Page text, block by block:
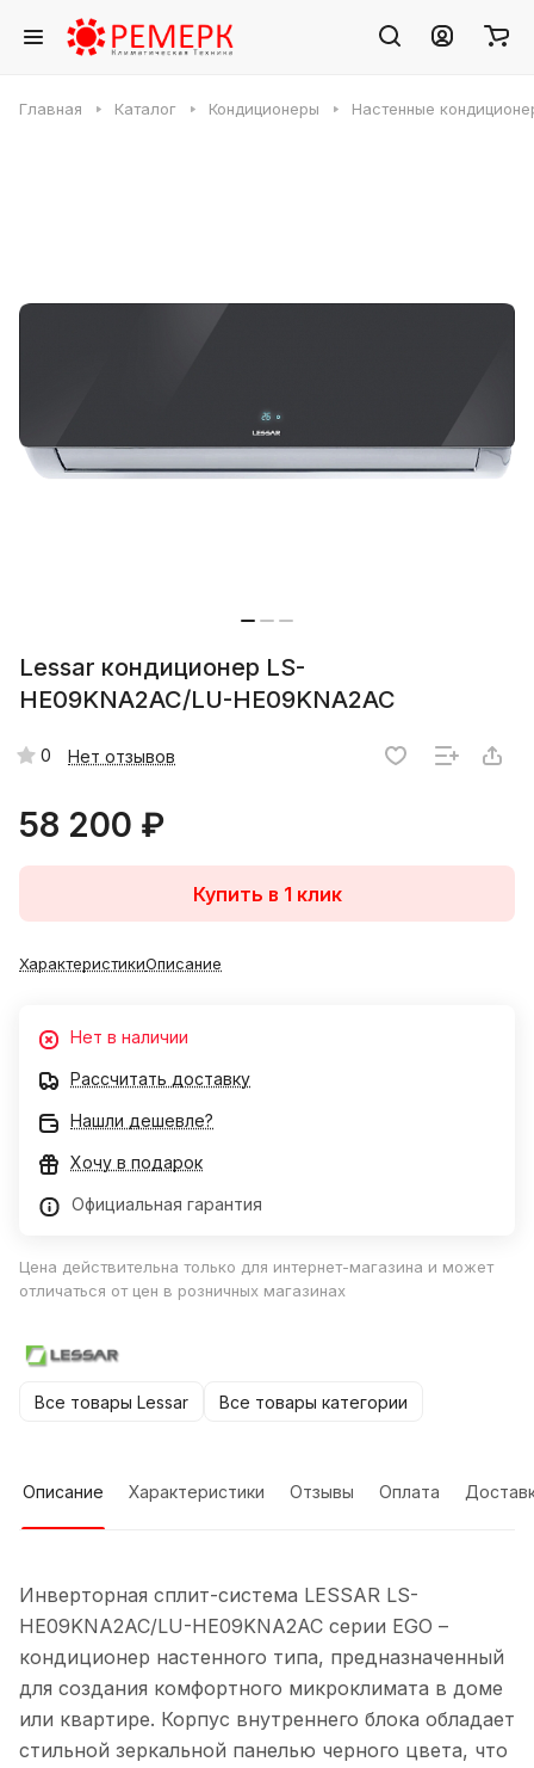
Главная Каталог Кондиционеры Настенные
Lessar кондиционер LS-
HE09KNA2AC/LU-HE09KNA2AC
0 Нет отзывов
58 200 ₽
Купить в 1 клик
ХарактеристикиОписание
Нет в наличии
Рассчитать доставку
Нашли дешевле?
Хочу в подарок
Официальная гарантия
Цена действительна только для интернет-магазина и может
отличаться от цен в розничных магазинах
Все товары Lessar Все товары категории
Описание Характеристики Отзывы Оплата
Инверторная сплит-система LESSAR LS-
HE09KNA2AC/LU-HE09KNA2AC серии EGO –
кондиционер настенного типа, предназначенный
для создания комфортного микроклимата в доме
или квартире. Корпус внутреннего блока обладает
стильной зеркальной панелью черного цвета, что